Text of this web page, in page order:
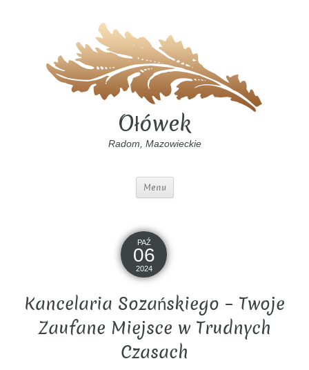
Ołówek
Radom, Mazowieckie
Menu
PAŹ
06
2024
Kancelaria Sozańskiego – Twoje
Zaufane Miejsce w Trudnych
Czasach